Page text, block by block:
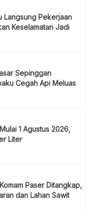
Langsung Pekerjaan
Keselamatan Jadi
Sepinggan
Cegah Api Meluas
1 Agustus 2026,
Liter
Paser Ditangkap,
dan Lahan Sawit